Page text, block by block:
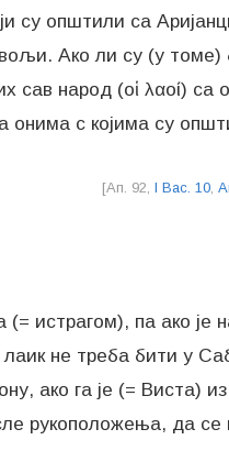
су општили са
Ако ли су (у
народ (οἱ λαοί) са
с којима су
[Ап. 92, I Вас. 10,
истрагом), па ако је
не треба бити у
ако га је (= Виста)
рукоположења, да се